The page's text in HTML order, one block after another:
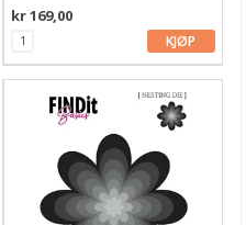
kr 169,00
KJØP